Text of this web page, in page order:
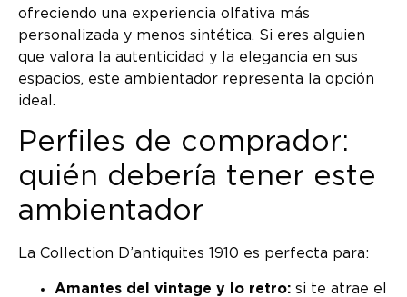
ofreciendo una experiencia olfativa más
personalizada y menos sintética. Si eres alguien
que valora la autenticidad y la elegancia en sus
espacios, este ambientador representa la opción
ideal.
Perfiles de comprador:
quién debería tener este
ambientador
La Collection D’antiquites 1910 es perfecta para:
Amantes del vintage y lo retro: si te atrae el